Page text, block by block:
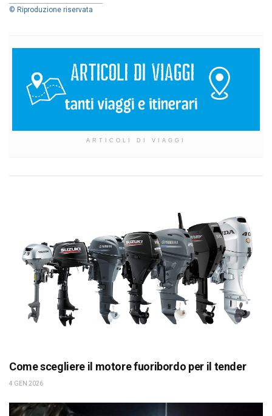
© Riproduzione riservata
ARTICOLI DI VIAGGI
Come scegliere il motore fuoribordo per il tender
4 GEN 2026